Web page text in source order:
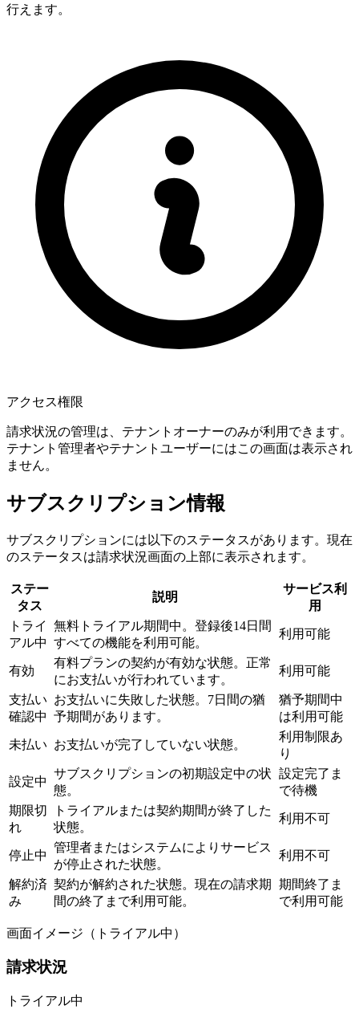
行えます。
アクセス権限
請求状況の管理は、テナントオーナーのみが利用できます。
テナント管理者やテナントユーザーにはこの画面は表示され
ません。
サブスクリプション情報
サブスクリプションには以下のステータスがあります。現在
のステータスは請求状況画面の上部に表示されます。
ステー
タス
説明
サービス利
用
トライ
アル中
無料トライアル期間中。登録後14日間
すべての機能を利用可能。
利用可能
有効
有料プランの契約が有効な状態。正常
にお支払いが行われています。
利用可能
支払い
確認中
お支払いに失敗した状態。7日間の猶
予期間があります。
猶予期間中
は利用可能
未払い お支払いが完了していない状態。
利用制限あ
り
設定中
サブスクリプションの初期設定中の状
態。
設定完了ま
で待機
期限切
れ
トライアルまたは契約期間が終了した
状態。
利用不可
停止中
管理者またはシステムによりサービス
が停止された状態。
利用不可
解約済
み
契約が解約された状態。現在の請求期
間の終了まで利用可能。
期間終了ま
で利用可能
画面イメージ（トライアル中）
請求状況
トライアル中